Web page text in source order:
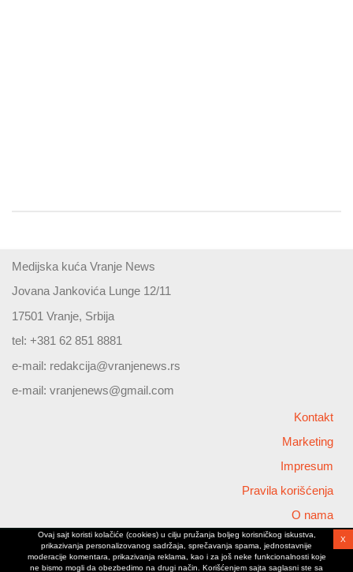
Medijska kuća Vranje News
Jovana Jankovića Lunge 12/11
17501 Vranje, Srbija
tel: +381 62 851 8881
e-mail: redakcija@vranjenews.rs
e-mail: vranjenews@gmail.com
Kontakt
Marketing
Impresum
Pravila korišćenja
O nama
Copyright © 2026 Vranjenews
All rights reserved
www.vranjenews.rs
Ovaj sajt koristi kolačiće (cookies) u cilju pružanja boljeg korisničkog iskustva,
prikazivanja personalizovanog sadržaja, sprečavanja spama, jednostavnije
moderacije komentara, prikazivanja reklama, kao i za još neke funkcionalnosti koje
ne bismo mogli da obezbedimo na drugi način. Korišćenjem sajta saglasni ste sa
X